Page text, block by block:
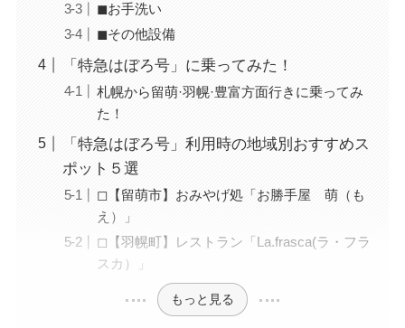
◼︎お手洗い
◼︎その他設備
「特急はぼろ号」に乗ってみた！
札幌から留萌·羽幌·豊富方面行きに乗ってみ
た！
「特急はぼろ号」利用時の地域別おすすめス
ポット５選
◻︎【留萌市】おみやげ処「お勝手屋 萌（も
え）」
◻︎【羽幌町】レストラン「La.frasca(ラ・フラ
スカ）」
もっと見る